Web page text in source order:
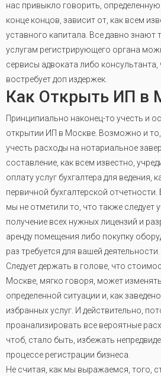
нас привыкло говорить,
конце концов, зависит от, как всем
уставного капитала. Все давно знают
услугам регистрирующего органа
сервисы адвоката либо консультанта,
востребует доп издержек.
Как Открыть ИП в
Принципиально наконец-то учесть и
открытии ИП в Москве. Возможно и
учесть расходы на нотариальное
составление, как всем известно,
оплату услуг бухгалтера для ведения,
первичной бухгалтерской
мы не отметили то, что также следует
получение всех нужных лицензий и
аренду помещения либо покупку
раз требуется для вашей деятельности
Следует держать в голове, что
Москве, мягко говоря, может
определенной ситуации и, как
избранных услуг. И действительно,
проанализировать все вероятные
чтоб, стало быть, избежать
процессе регистрации бизнеса.
Не считая, как мы выражаемся, того,